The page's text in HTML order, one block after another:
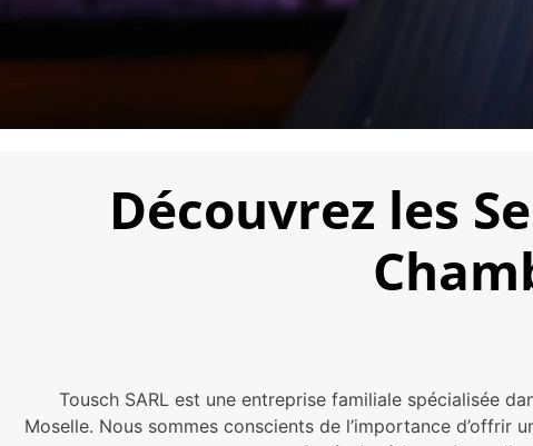
Découvrez les
Tousch SARL est une entreprise familiale spécialisée
Moselle. Nous sommes conscients de l’importance d’offrir